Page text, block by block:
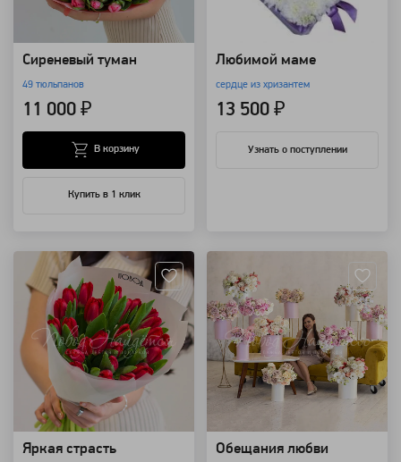
Сиреневый туман
49 тюльпанов
11 000 ₽
Купить в 1 клик
В корзину
Любимой маме
сердце из хризантем
13 500 ₽
Узнать о поступлении
Яркая страсть Обещания любви